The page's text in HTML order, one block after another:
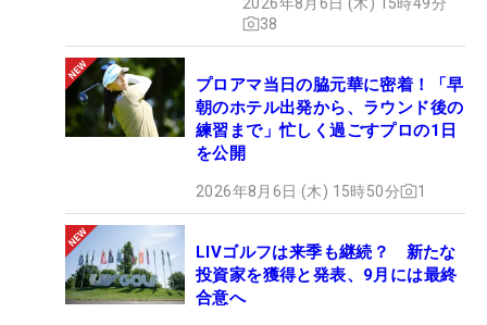
きない場合、そのビデオの証拠が規則違反を示して
いたとしても採用しない。
・しかし、「肉眼」基準に基づいてビデオの証拠を
採用しないときでも、プレーヤーが違反を証明する
事実に別の方法で気づいた場合は規則違反が分かる
ことがある（例えば、肉眼で見えていなかったとし
てもバンカーの砂にクラブで触れたことをプレーヤ
ーが感じた場合）。
38
プロアマ当日の脇元華に密着！「早
朝のホテル出発から、ラウンド後の
練習まで」忙しく過ごすプロの1日
を公開
2026年8月6日 (木) 15時50分 1
LIVゴルフは来季も継続？ 新たな
投資家を獲得と発表、9月には最終
合意へ